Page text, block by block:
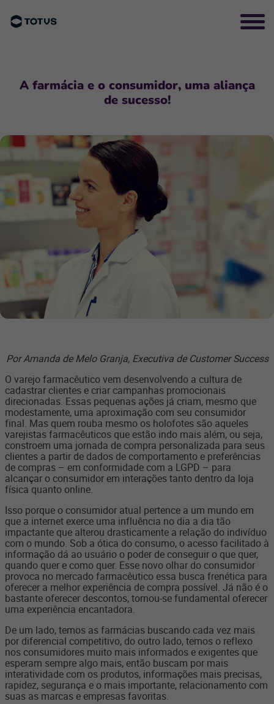
A farmácia e o consumidor, uma aliança
de sucesso!
Por Amanda de Melo Granja, Executiva de Customer Success
O varejo farmacêutico vem desenvolvendo a cultura de
cadastrar clientes e criar campanhas promocionais
direcionadas. Essas pequenas ações já criam, mesmo que
modestamente, uma aproximação com seu consumidor
final. Mas quem rouba mesmo os holofotes são aqueles
varejistas farmacêuticos que estão indo mais além, ou seja,
constroem uma jornada de compra personalizada para seus
clientes a partir de dados de comportamento e preferências
de compras – em conformidade com a LGPD – para
alcançar o consumidor em interações tanto dentro da loja
física quanto online.
Isso porque o consumidor atual pertence a um mundo em
que a internet exerce uma influência no dia a dia tão
impactante que alterou drasticamente a relação do indivíduo
com o mundo. Sob a ótica do consumo, o acesso facilitado à
informação dá ao usuário o poder de conseguir o que quer,
quando quer e como quer. Esse novo olhar do consumidor
provoca no mercado farmacêutico essa busca frenética para
oferecer a melhor experiência de compra possível. Já não é o
bastante oferecer descontos, tornou-se fundamental oferecer
uma experiência encantadora.
De um lado, temos as farmácias buscando cada vez mais
por diferencial competitivo, do outro lado, temos o reflexo
nos consumidores muito mais informados e exigentes que
esperam sempre algo mais, então buscam por mais
interatividade com os produtos, informações mais precisas,
rapidez, segurança e o mais importante, relacionamento com
suas as marcas e empresas favoritas.